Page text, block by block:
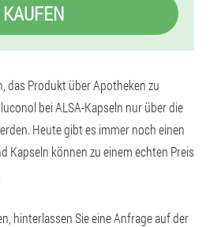
KAUFEN
das Produkt über Apotheken zu
bei ALSA-Kapseln nur über die
Heute gibt es immer noch einen
Kapseln können zu einem echten Preis
hinterlassen Sie eine Anfrage auf der